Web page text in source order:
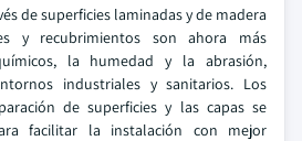
de superficies laminadas y de madera
y recubrimientos son ahora más
la humedad y la abrasión,
industriales y sanitarios. Los
de superficies y las capas se
facilitar la instalación con mejor